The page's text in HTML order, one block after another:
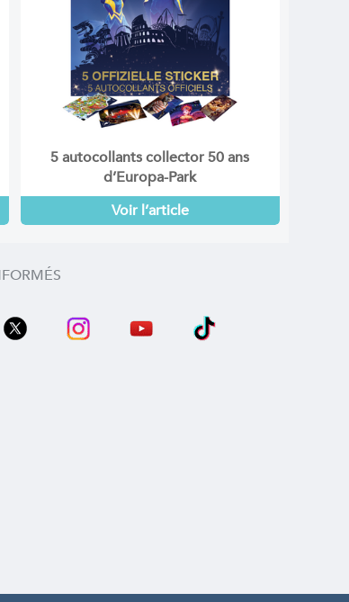
5 autocollants collector 50 ans
d’Europa-Park
Voir l’article